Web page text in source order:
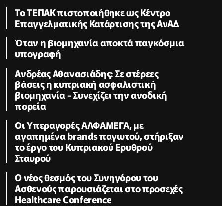
Το ΤΕΠΑΚ πιστοποιήθηκε ως Κέντρο
Επαγγελματικής Κατάρτισης της ΑνΑΔ
Όταν η βιομηχανία αποκτά παγκόσμια
υπογραφή
Ανδρέας Αθανασιάδης: Σε στέρεες
βάσεις η κυπριακή ασφαλιστική
βιομηχανία - Συνεχίζει την ανοδική
πορεία
Οι Υπεραγορές ΑΛΦΑΜΕΓΑ, με
αγαπημένα brands παγωτού, στήριξαν
το έργο του Κυπριακού Ερυθρού
Σταυρού
Ο νέος θεσμός του Συνηγόρου του
Ασθενούς παρουσιάζεται στο προσεχές
Healthcare Conference